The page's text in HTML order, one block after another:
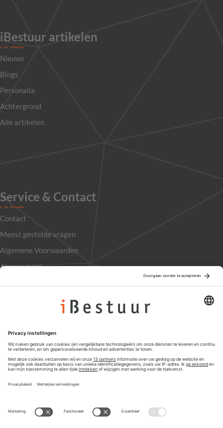
iBestuur artikelen
Nieuws
Blogs
Personalia
Achtergrond
Alle artikelen
Service & Contact
Contact
Meest gestelde vragen
Algemene Voorwaarden
Abonnement
Privacyinstellingen